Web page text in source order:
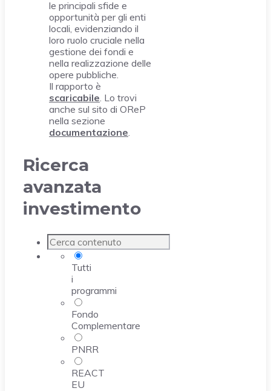
le principali sfide e
opportunità per gli enti
locali, evidenziando il
loro ruolo cruciale nella
gestione dei fondi e
nella realizzazione delle
opere pubbliche.
Il rapporto è
scaricabile. Lo trovi
anche sul sito di OReP
nella sezione
documentazione.
Ricerca
avanzata
investimento
Tutti
i
programmi
Fondo
Complementare
PNRR
REACT
EU